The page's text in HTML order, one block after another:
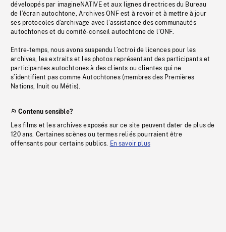
développés par imagineNATIVE et aux lignes directrices du Bureau
de l’écran autochtone, Archives ONF est à revoir et à mettre à jour
ses protocoles d’archivage avec l’assistance des communautés
autochtones et du comité-conseil autochtone de l’ONF.
Entre-temps, nous avons suspendu l’octroi de licences pour les
archives, les extraits et les photos représentant des participants et
participantes autochtones à des clients ou clientes qui ne
s’identifient pas comme Autochtones (membres des Premières
Nations, Inuit ou Métis).
Contenu sensible?
Les films et les archives exposés sur ce site peuvent dater de plus de
120 ans. Certaines scènes ou termes reliés pourraient être
offensants pour certains publics. En savoir plus